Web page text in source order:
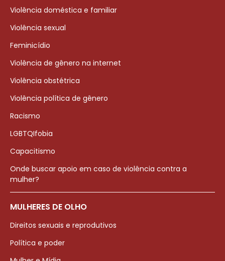
Violência doméstica e familiar
Violência sexual
Feminicídio
Violência de gênero na internet
Violência obstétrica
Violência política de gênero
Racismo
LGBTQIfobia
Capacitismo
Onde buscar apoio em caso de violência contra a
mulher?
MULHERES DE OLHO
Direitos sexuais e reprodutivos
Política e poder